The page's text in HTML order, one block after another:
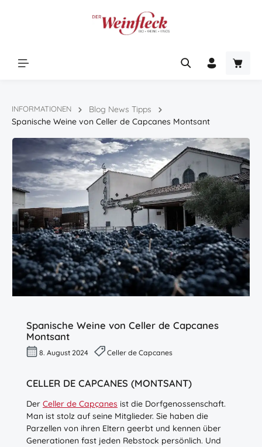
INFORMATIONEN
Blog News Tipps
Spanische Weine von Celler de Capcanes Montsant
Spanische Weine von Celler de Capcanes
Montsant
8. August 2024 Celler de Capcanes
CELLER DE CAPCANES (MONTSANT)
Der Celler de Capçanes ist die Dorfgenossenschaft.
Man ist stolz auf seine Mitglieder. Sie haben die
Parzellen von ihren Eltern geerbt und kennen über
Generationen fast jeden Rebstock persönlich. Und